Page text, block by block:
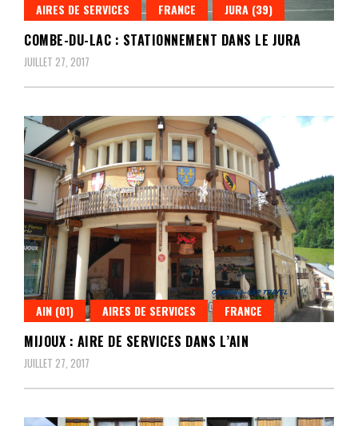
AIRES DE SERVICES FRANCE JURA (39)
COMBE-DU-LAC : STATIONNEMENT DANS LE JURA
JUILLET 27, 2017
AIN (01) AIRES DE SERVICES FRANCE
MIJOUX : AIRE DE SERVICES DANS L’AIN
JUILLET 27, 2017